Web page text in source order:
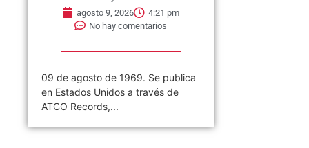
agosto 9, 2026
4:21 pm
No hay comentarios
09 de agosto de 1969. Se publica
en Estados Unidos a través de
ATCO Records,...